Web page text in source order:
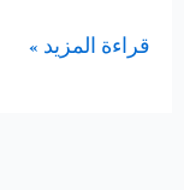
تاكسي
قراءة المزيد »